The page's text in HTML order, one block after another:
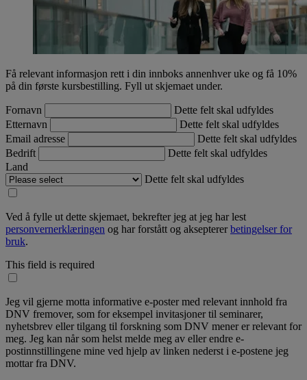
Få relevant informasjon rett i din innboks annenhver uke og få 10%
på din første kursbestilling. Fyll ut skjemaet under.
Fornavn
Dette felt skal udfyldes
Etternavn
Dette felt skal udfyldes
Email adresse
Dette felt skal udfyldes
Bedrift
Dette felt skal udfyldes
Land
Dette felt skal udfyldes
Ved å fylle ut dette skjemaet, bekrefter jeg at jeg har lest
personvernerklæringen og har forstått og akseptererbetingelser for
bruk.
This field is required
Jeg vil gjerne motta informative e-poster med relevant innhold fra
DNV fremover, som for eksempel invitasjoner til seminarer,
nyhetsbrev eller tilgang til forskning som DNV mener er relevant for
meg. Jeg kan når som helst melde meg av eller endre e-
postinnstillingene mine ved hjelp av linken nederst i e-postene jeg
mottar fra DNV.